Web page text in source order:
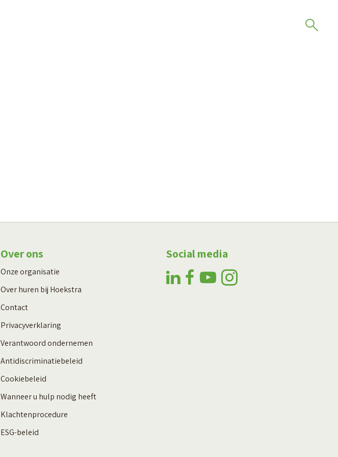
Over ons
Onze organisatie
Over huren bij Hoekstra
Contact
Privacyverklaring
Verantwoord ondernemen
Antidiscriminatiebeleid
Cookiebeleid
Wanneer u hulp nodig heeft
Klachtenprocedure
ESG-beleid
Social media